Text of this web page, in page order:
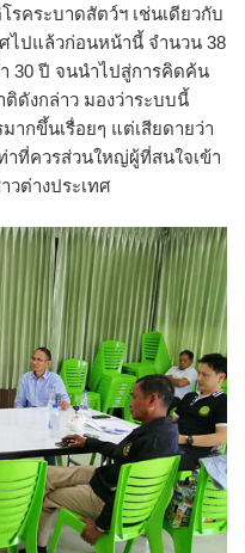
คระบาดสัตว์ฯ เช่นเดียวกับ
ไปแล้วก่อนหน้านี้ จำนวน 38
30 ปี จนนำไปสู่การคิดค้น
ติดังกล่าว มองว่าระบบนี้
ากขึ้นเรื่อยๆ แต่เสียดายว่า
าที่ควรส่วนใหญ่ผู้ที่สนใจเข้า
วต่างประเทศ